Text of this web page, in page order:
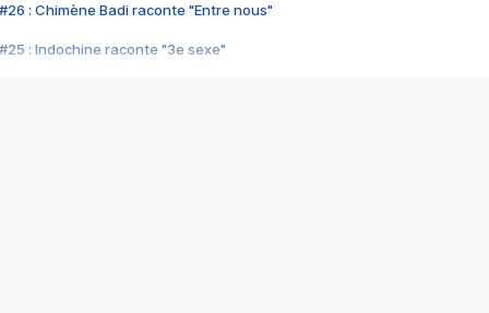
#26 : Chimène Badi raconte "Entre nous"
#25 : Indochine raconte "3e sexe"